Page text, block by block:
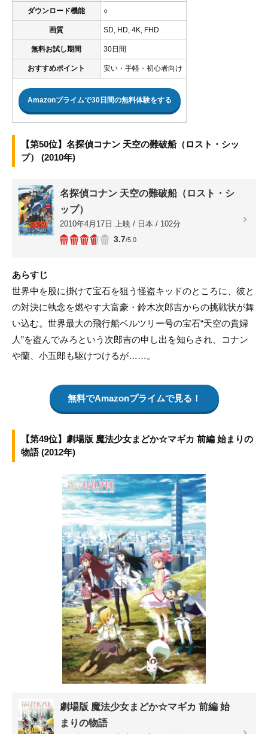
ダウンロード機能 ○
画質 SD, HD, 4K, FHD
無料お試し期間 30日間
おすすめポイント 安い・手軽・初心者向け
Amazonプライムで30日間の無料体験をする
【第50位】名探偵コナン 天空の難破船（ロスト・シッ
プ） (2010年)
名探偵コナン 天空の難破船（ロスト・シ
ップ）
2010年4月17日 上映 / 日本 / 102分
3.7/5.0
あらすじ
世界中を股に掛けて宝石を狙う怪盗キッドのところに、彼と
の対決に執念を燃やす大富豪・鈴木次郎吉からの挑戦状が舞
い込む。世界最大の飛行船ベルツリー号の宝石“天空の貴婦
人”を盗んでみろという次郎吉の申し出を知らされ、コナン
や蘭、小五郎も駆けつけるが……。
無料でAmazonプライムで見る！
【第49位】劇場版 魔法少女まどか☆マギカ 前編 始まりの
物語 (2012年)
劇場版 魔法少女まどか☆マギカ 前編 始
まりの物語